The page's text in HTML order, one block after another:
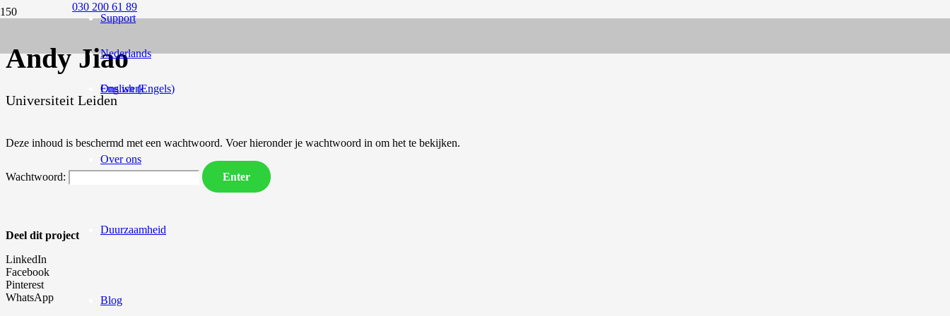
030 200 61 89
Nederlands
English(Engels)
Support
Ons werk
Over ons
Duurzaamheid
Blog
Andy Jiao
Universiteit Leiden
Deze inhoud is beschermd met een wachtwoord. Voer hieronder je wachtwoord in om het te bekijken.
Wachtwoord:
Deel dit project
LinkedIn
Facebook
Pinterest
WhatsApp